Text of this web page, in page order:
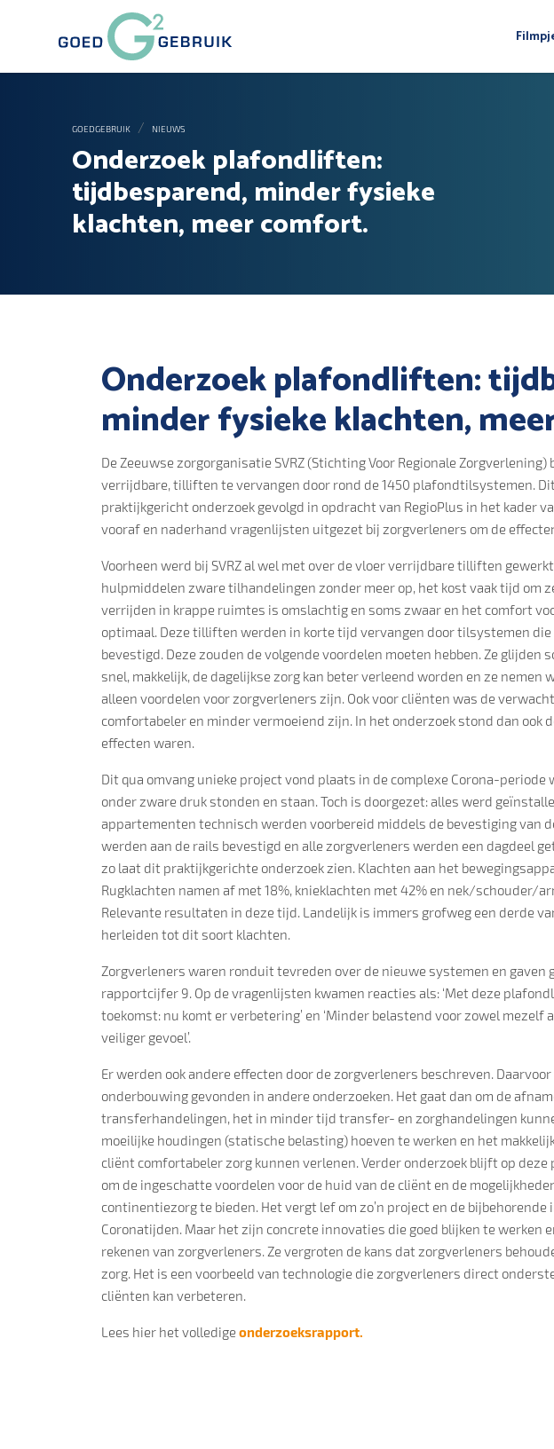
GOEDGEBRUIK NIEUWS
Onderzoek plafondliften:
tijdbesparend, minder fysieke
klachten, meer comfort.
Onderzoek plafondliften:
minder fysieke klachten,
De Zeeuwse zorgorganisatie SVRZ (Stichting Voor Regionale
verrijdbare, tilliften te vervangen door rond de 1450 plafondtilsystemen.
praktijkgericht onderzoek gevolgd in opdracht van RegioPlus in het kader
vooraf en naderhand vragenlijsten uitgezet bij zorgverleners om de
Voorheen werd bij SVRZ al wel met over de vloer verrijdbare tilliften
hulpmiddelen zware tilhandelingen zonder meer op, het kost vaak tijd om
verrijden in krappe ruimtes is omslachtig en soms zwaar en het comfort
optimaal. Deze tilliften werden in korte tijd vervangen door tilsystemen
bevestigd. Deze zouden de volgende voordelen moeten hebben. Ze glijden
snel, makkelijk, de dagelijkse zorg kan beter verleend worden en ze nemen
alleen voordelen voor zorgverleners zijn. Ook voor cliënten was de
comfortabeler en minder vermoeiend zijn. In het onderzoek stond dan ook
effecten waren.
Dit qua omvang unieke project vond plaats in de complexe Corona-
onder zware druk stonden en staan. Toch is doorgezet: alles werd
appartementen technisch werden voorbereid middels de bevestiging van
werden aan de rails bevestigd en alle zorgverleners werden een dagdeel
zo laat dit praktijkgerichte onderzoek zien. Klachten aan het
Rugklachten namen af met 18%, knieklachten met 42% en nek/schouder/
Relevante resultaten in deze tijd. Landelijk is immers grofweg een derde
herleiden tot dit soort klachten.
Zorgverleners waren ronduit tevreden over de nieuwe systemen en
rapportcijfer 9. Op de vragenlijsten kwamen reacties als: ‘Met deze
toekomst: nu komt er verbetering’ en ‘Minder belastend voor zowel mezelf
veiliger gevoel’.
Er werden ook andere effecten door de zorgverleners beschreven.
onderbouwing gevonden in andere onderzoeken. Het gaat dan om de
transferhandelingen, het in minder tijd transfer- en zorghandelingen
moeilijke houdingen (statische belasting) hoeven te werken en het
cliënt comfortabeler zorg kunnen verlenen. Verder onderzoek blijft op deze
om de ingeschatte voordelen voor de huid van de cliënt en de
continentiezorg te bieden. Het vergt lef om zo’n project en de
Coronatijden. Maar het zijn concrete innovaties die goed blijken te werken
rekenen van zorgverleners. Ze vergroten de kans dat zorgverleners
zorg. Het is een voorbeeld van technologie die zorgverleners direct
cliënten kan verbeteren.
Lees hier het volledigeonderzoeksrapport.